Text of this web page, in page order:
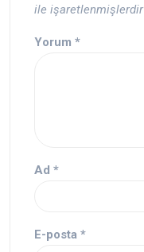
ile işaretlenmişlerdir
Yorum *
Ad *
E-posta *